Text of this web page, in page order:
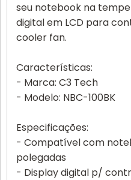
seu notebook na
digital em LCD para
cooler fan.
Características:
- Marca: C3 Tech
- Modelo: NBC-100BK
Especificações:
- Compatível com
polegadas
- Display digital p/